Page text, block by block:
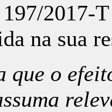
197/2017-
na sua
que o